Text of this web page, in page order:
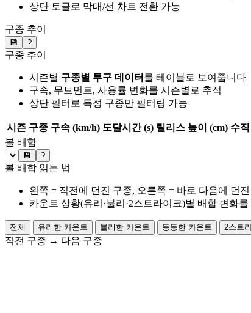
상단 토글로 막대/선 차트 전환 가능
구종 추이
💾 ?
구종 추이
시즌별 구종별 투구 데이터 를 테이블로 보여줍니다
구속, 무브먼트, 사용률 변화를 시즌별로 추적
상단 필터로 특정 구종만 필터링 가능
시즌 구종 구속 (km/h) 도달시간 (s) 릴리스 높이 (cm) 수
볼 배합
💾 ?
볼 배합 읽는 법
왼쪽 = 직전에 던진 구종, 오른쪽 = 바로 다음에 던
카운트 상황(유리·불리·2스트라이크)별 배합 변화를
전체 유리한 카운트 불리한 카운트 동등한 카운트 2스트
직전 구종 → 다음 구종